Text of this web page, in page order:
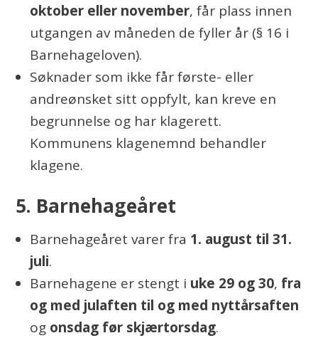
oktober eller november, får plass innen
utgangen av måneden de fyller år (§ 16 i
Barnehageloven).
Søknader som ikke får første- eller
andreønsket sitt oppfylt, kan kreve en
begrunnelse og har klagerett.
Kommunens klagenemnd behandler
klagene.
5. Barnehageåret
Barnehageåret varer fra 1. august til 31.
juli.
Barnehagene er stengt i uke 29 og 30, fra
og med julaften til og med nyttårsaften
og onsdag før skjærtorsdag.